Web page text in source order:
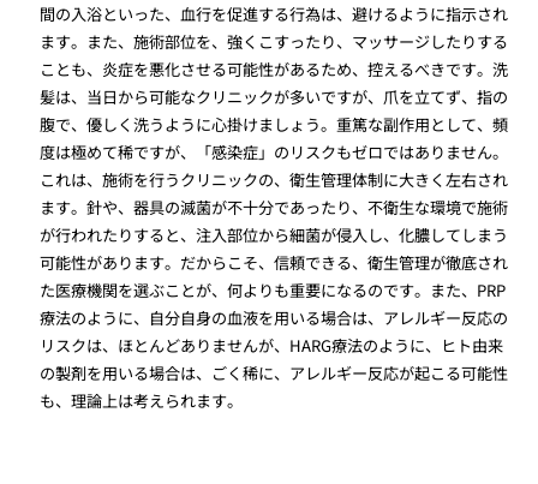
間の入浴といった、血行を促進する行為は、避けるように指示され
ます。また、施術部位を、強くこすったり、マッサージしたりする
ことも、炎症を悪化させる可能性があるため、控えるべきです。洗
髪は、当日から可能なクリニックが多いですが、爪を立てず、指の
腹で、優しく洗うように心掛けましょう。重篤な副作用として、頻
度は極めて稀ですが、「感染症」のリスクもゼロではありません。
これは、施術を行うクリニックの、衛生管理体制に大きく左右され
ます。針や、器具の滅菌が不十分であったり、不衛生な環境で施術
が行われたりすると、注入部位から細菌が侵入し、化膿してしまう
可能性があります。だからこそ、信頼できる、衛生管理が徹底され
た医療機関を選ぶことが、何よりも重要になるのです。また、PRP
療法のように、自分自身の血液を用いる場合は、アレルギー反応の
リスクは、ほとんどありませんが、HARG療法のように、ヒト由来
の製剤を用いる場合は、ごく稀に、アレルギー反応が起こる可能性
も、理論上は考えられます。